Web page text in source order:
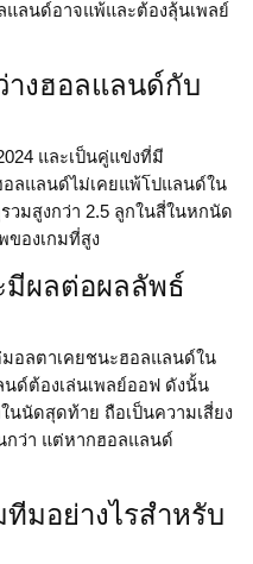
แลนด์อาจแพ้และต้องลุ้นเพลย์
างฮอลแลนด์กับ
และเป็นคู่แข่งที่มี
ลแลนด์ไม่เคยแพ้โปแลนด์ใน
มสูงกว่า 2.5 ลูกในสี่ในหกนัด
องเกมที่สูง
มีผลต่อผลลัพธ์
อลตาเคยชนะฮอลแลนด์ใน
ด์ต้องเล่นเพลย์ออฟ ดังนั้น
นนัดสุดท้าย ถือเป็นความเสี่ยง
กว่า แต่หากฮอลแลนด์
มอย่างไรสำหรับ